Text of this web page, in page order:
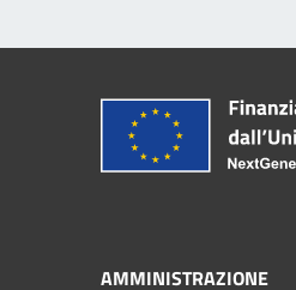
AMMINISTRAZIONE